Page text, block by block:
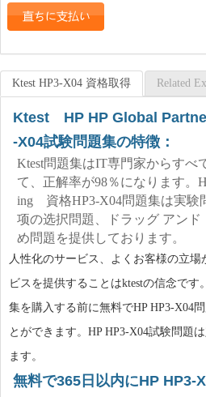
Ktest HP3-X04 資格取得 Related
Ktest HP HP Global
-X04試験問題集の特徴：
Ktest問題集はIT専門家からすべ
て、正解率が98％になります。
ing 資格HP3-X04問題集は実験
项の选択問題、ドラッグ アンド
め問題を提供しております。
人性化のサービス、よくお客様の立
ビスを提供することはktestの信念です
集を購入する前に無料でHP HP3-X04
とができます。HP HP3-X04試験問題
ます。
無料で365日以内にHP HP3-